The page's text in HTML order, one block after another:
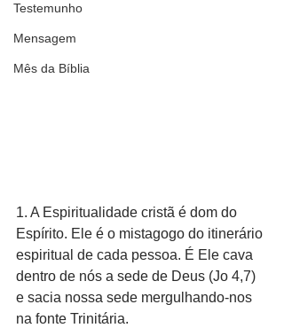
Testemunho
Mensagem
Mês da Bíblia
1. A Espiritualidade cristã é dom do
Espírito. Ele é o mistagogo do itinerário
espiritual de cada pessoa. É Ele cava
dentro de nós a sede de Deus (Jo 4,7)
e sacia nossa sede mergulhando-nos
na fonte Trinitária.